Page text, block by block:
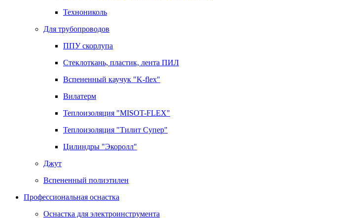
Технониколь
Для трубопроводов
ППУ скорлупа
Стеклоткань, пластик, лента ПИЛ
Вспененный каучук "K-flex"
Вилатерм
Теплоизоляция "MISOT-FLEX"
Теплоизоляция "Тилит Супер"
Цилиндры "Экоролл"
Джут
Вспененный полиэтилен
Профессиональная оснастка
Оснастка для электроинструмента